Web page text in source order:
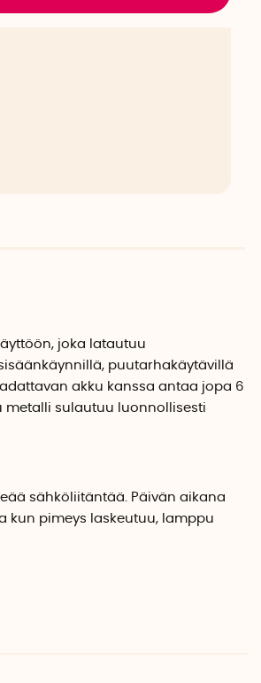
joka latautuu
puutarhakäytävillä
akku kanssa antaa jopa 6
metalli sulautuu luonnollisesti
sähköliitäntää. Päivän aikana
kun pimeys laskeutuu, lamppu
tuottavat 50 lumenin valovirran.